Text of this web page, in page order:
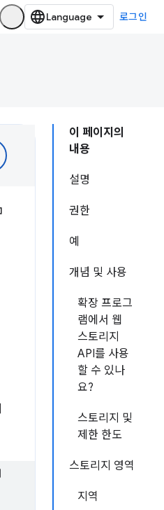
로그인
이 페이지의
내용
설명
권한
예
개념 및 사용
확장 프로그
램에서 웹
스토리지
API를 사용
할 수 있나
요?
스토리지 및
제한 한도
스토리지 영역
지역